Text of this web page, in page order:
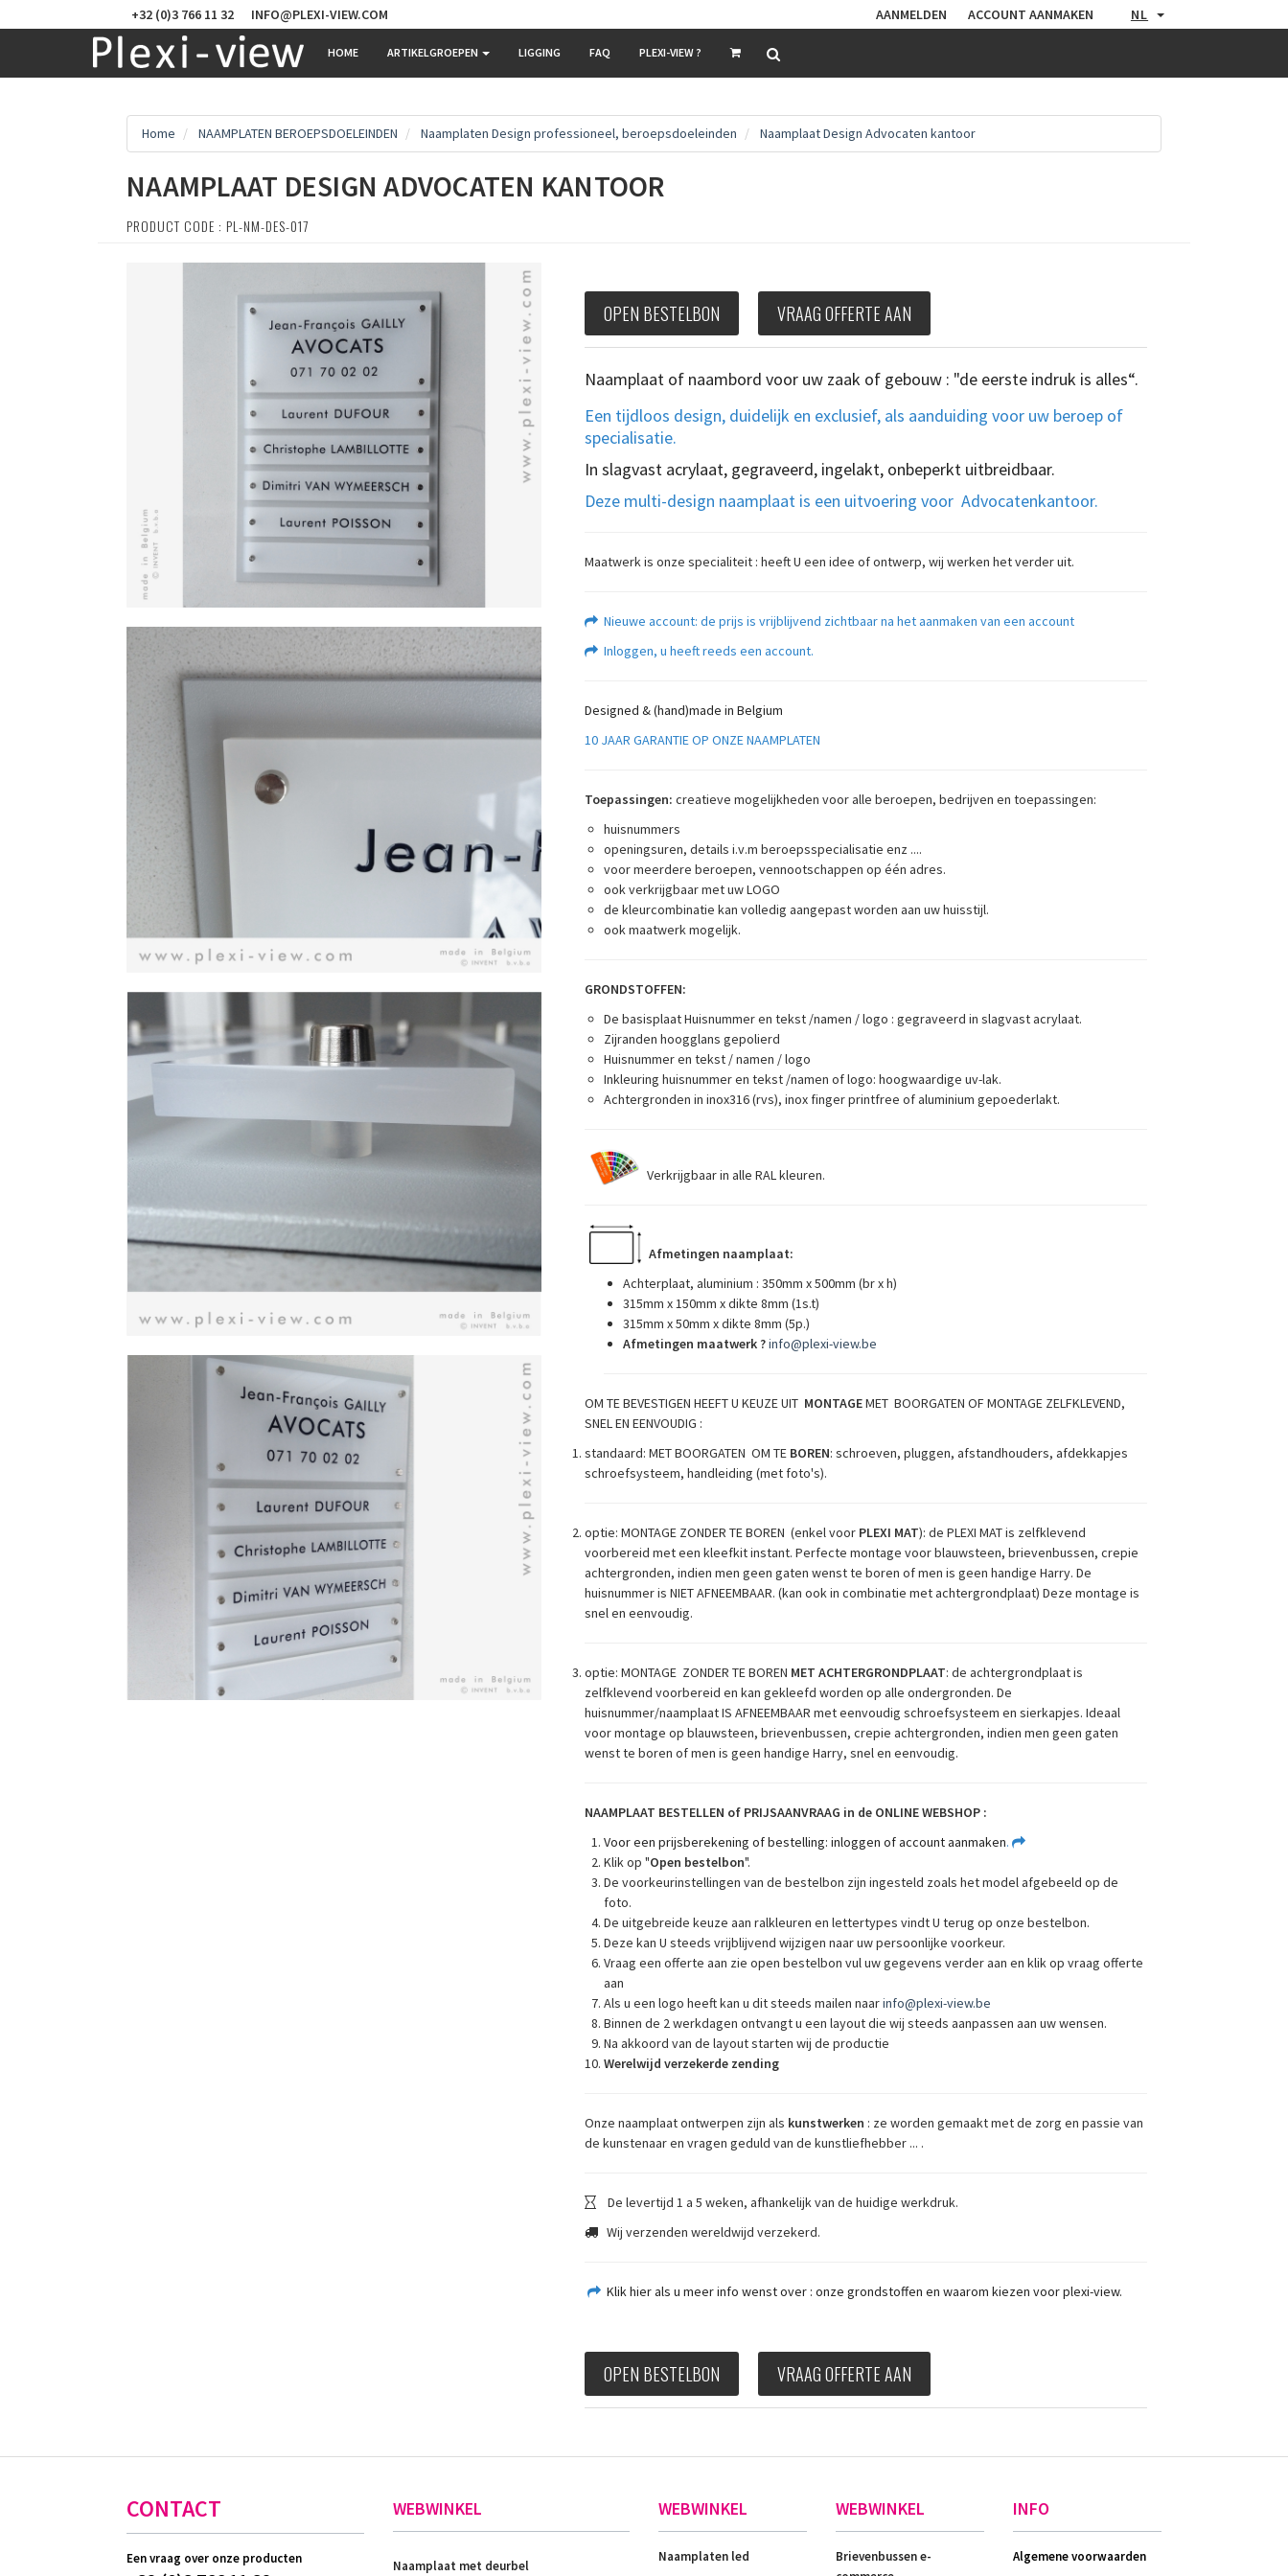
+32 (0)3 766 11 32 INFO@PLEXI-VIEW.COM AANMELDEN ACCOUNT AANMAKEN NL
HOME ARTIKELGROEPEN LIGGING FAQ PLEXI-VIEW ?
Home NAAMPLATEN BEROEPSDOELEINDEN Naamplaten Design professioneel, beroepsdoeleinden Naamplaat Design Advocaten kantoor
NAAMPLAAT DESIGN ADVOCATEN KANTOOR
PRODUCT CODE : PL-NM-DES-017
OPEN BESTELBON VRAAG OFFERTE AAN
Naamplaat of naambord voor uw zaak of gebouw : "de eerste indruk is alles“.
Een tijdloos design, duidelijk en exclusief, als aanduiding voor uw beroep of
specialisatie.
In slagvast acrylaat, gegraveerd, ingelakt, onbeperkt uitbreidbaar.
Deze multi-design naamplaat is een uitvoering voor Advocatenkantoor.
Maatwerk is onze specialiteit : heeft U een idee of ontwerp, wij werken het verder uit.
Nieuwe account: de prijs is vrijblijvend zichtbaar na het aanmaken van een account
Inloggen, u heeft reeds een account.
Designed & (hand)made in Belgium
10 JAAR GARANTIE OP ONZE NAAMPLATEN
Toepassingen: creatieve mogelijkheden voor alle beroepen, bedrijven en toepassingen:
huisnummers
openingsuren, details i.v.m beroepsspecialisatie enz ....
voor meerdere beroepen, vennootschappen op één adres.
ook verkrijgbaar met uw LOGO
de kleurcombinatie kan volledig aangepast worden aan uw huisstijl.
ook maatwerk mogelijk.
GRONDSTOFFEN:
De basisplaat Huisnummer en tekst /namen / logo : gegraveerd in slagvast acrylaat.
Zijranden hoogglans gepolierd
Huisnummer en tekst / namen / logo
Inkleuring huisnummer en tekst /namen of logo: hoogwaardige uv-lak.
Achtergronden in inox316 (rvs), inox finger printfree of aluminium gepoederlakt.
Verkrijgbaar in alle RAL kleuren.
Afmetingen naamplaat:
Achterplaat, aluminium : 350mm x 500mm (br x h)
315mm x 150mm x dikte 8mm (1s.t)
315mm x 50mm x dikte 8mm (5p.)
Afmetingen maatwerk ?info@plexi-view.be
OM TE BEVESTIGEN HEEFT U KEUZE UIT MONTAGEMET BOORGATEN OF MONTAGE ZELFKLEVEND,
SNEL EN EENVOUDIG :
standaard: MET BOORGATEN OM TE BOREN: schroeven, pluggen, afstandhouders, afdekkapjes
schroefsysteem, handleiding (met foto's).
optie: MONTAGE ZONDER TE BOREN (enkel voor PLEXI MAT): de PLEXI MAT is zelfklevend
voorbereid met een kleefkit instant. Perfecte montage voor blauwsteen, brievenbussen, crepie
achtergronden, indien men geen gaten wenst te boren of men is geen handige Harry. De
huisnummer is NIET AFNEEMBAAR. (kan ook in combinatie met achtergrondplaat) Deze montage is
snel en eenvoudig.
optie: MONTAGE ZONDER TE BOREN MET ACHTERGRONDPLAAT: de achtergrondplaat is
zelfklevend voorbereid en kan gekleefd worden op alle ondergronden. De
huisnummer/naamplaat IS AFNEEMBAAR met eenvoudig schroefsysteem en sierkapjes. Ideaal
voor montage op blauwsteen, brievenbussen, crepie achtergronden, indien men geen gaten
wenst te boren of men is geen handige Harry, snel en eenvoudig.
NAAMPLAAT BESTELLEN of PRIJSAANVRAAG in de ONLINE WEBSHOP :
Voor een prijsberekening of bestelling: inloggen of account aanmaken.
Klik op "Open bestelbon".
De voorkeurinstellingen van de bestelbon zijn ingesteld zoals het model afgebeeld op de
foto.
De uitgebreide keuze aan ralkleuren en lettertypes vindt U terug op onze bestelbon.
Deze kan U steeds vrijblijvend wijzigen naar uw persoonlijke voorkeur.
Vraag een offerte aan zie open bestelbon vul uw gegevens verder aan en klik op vraag offerte
aan
Als u een logo heeft kan u dit steeds mailen naarinfo@plexi-view.be
Binnen de 2 werkdagen ontvangt u een layout die wij steeds aanpassen aan uw wensen.
Na akkoord van de layout starten wij de productie
Werelwijd verzekerde zending
Onze naamplaat ontwerpen zijn als kunstwerken : ze worden gemaakt met de zorg en passie van
de kunstenaar en vragen geduld van de kunstliefhebber ... .
De levertijd 1 a 5 weken, afhankelijk van de huidige werkdruk.
Wij verzenden wereldwijd verzekerd.
Klik hier als u meer info wenst over : onze grondstoffen en waarom kiezen voor plexi-view.
OPEN BESTELBON VRAAG OFFERTE AAN
CONTACT
Een vraag over onze producten
WEBWINKEL
Naamplaat met deurbel
WEBWINKEL
Naamplaten led
WEBWINKEL
Brievenbussen e-
INFO
Algemene voorwaarden